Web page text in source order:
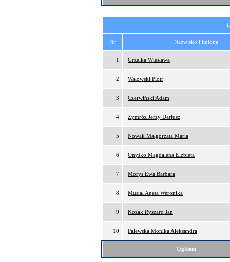
Nr Nazwisko i imiona
1 Grzelka Wiesława
2 Wałowski Piotr
3 Czerwiński Adam
4 Zymróz Jerzy Dariusz
5 Nowak Małgorzata Maria
6 Onyśko Magdalena Elżbieta
7 Morys Ewa Barbara
8 Musiał Aneta Weronika
9 Kozak Ryszard Jan
10 Palewska Monika Aleksandra
Ogółem